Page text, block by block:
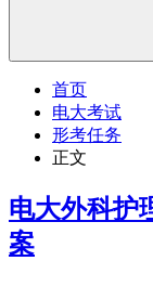
首页
电大考试
形考任务
正文
电大外科护
案